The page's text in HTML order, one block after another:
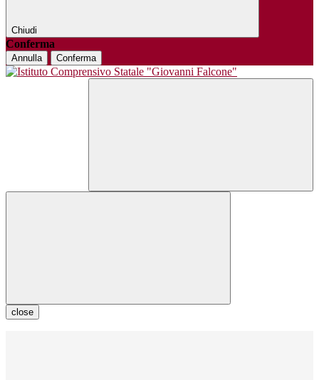
Chiudi
Conferma
Annulla Conferma
close